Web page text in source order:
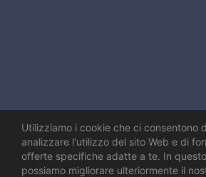
Utilizziamo i cookie che ci consentono
analizzare l'utilizzo del sito Web e di
offerte specifiche adatte a te. In
possiamo migliorare ulteriormente il